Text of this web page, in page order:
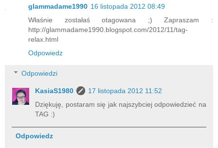
glammadame1990 16 listopada 2012 08:49
Właśnie zostałaś otagowana ;) Zapraszam :
http://glammadame1990.blogspot.com/2012/11/tag-
relax.html
Odpowiedz
Odpowiedzi
KasiaS1980
17 listopada 2012 11:52
Dziękuję, postaram się jak najszybciej odpowiedzieć na
TAG :)
Odpowiedz